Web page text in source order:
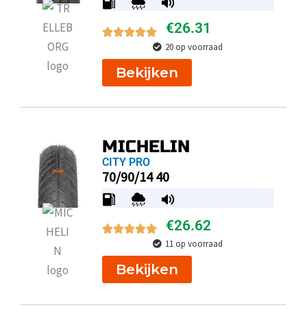
€26.31
20 op voorraad
Bekijken
MICHELIN
CITY PRO
70/90/14 40
€26.62
11 op voorraad
Bekijken